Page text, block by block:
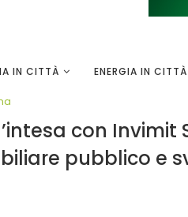
IN CITTÀ ENERGIA IN CITTÀ
con Invimit
pubblico e